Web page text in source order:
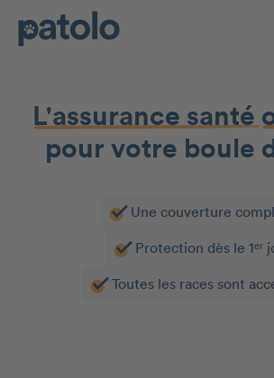
L'assurance santé
pour votre boule
Une couverture
Protection dès le 1ᵉʳ
Toutes les races sont